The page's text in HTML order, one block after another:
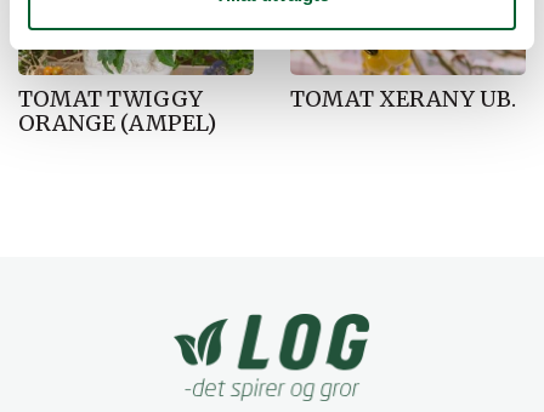
TOMAT TWIGGY
ORANGE (AMPEL)
TOMAT XERANY UB.